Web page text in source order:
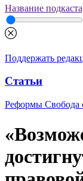
Название
Поддержать
Статьи
Реформы Свобода